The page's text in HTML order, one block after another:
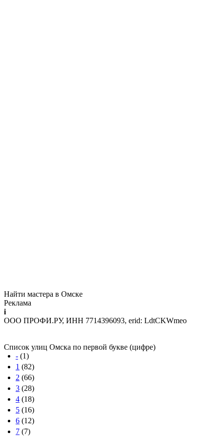
Найти мастера в Омске
Реклама
i
ООО ПРОФИ.РУ, ИНН 7714396093, erid: LdtCKWmeo
Список улиц Омска по первой букве (цифре)
- (1)
1 (82)
2 (66)
3 (28)
4 (18)
5 (16)
6 (12)
7 (7)